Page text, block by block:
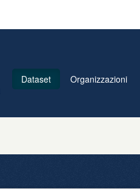
Dataset Organizzazioni